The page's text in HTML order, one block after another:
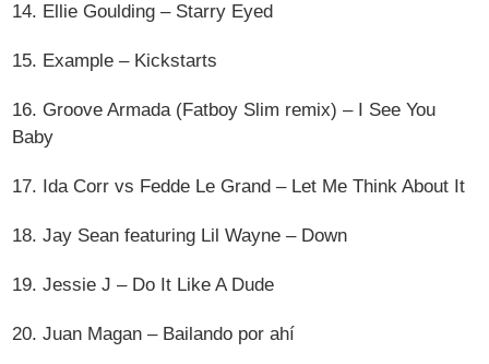
14. Ellie Goulding – Starry Eyed
15. Example – Kickstarts
16. Groove Armada (Fatboy Slim remix) – I See You
Baby
17. Ida Corr vs Fedde Le Grand – Let Me Think About It
18. Jay Sean featuring Lil Wayne – Down
19. Jessie J – Do It Like A Dude
20. Juan Magan – Bailando por ahí